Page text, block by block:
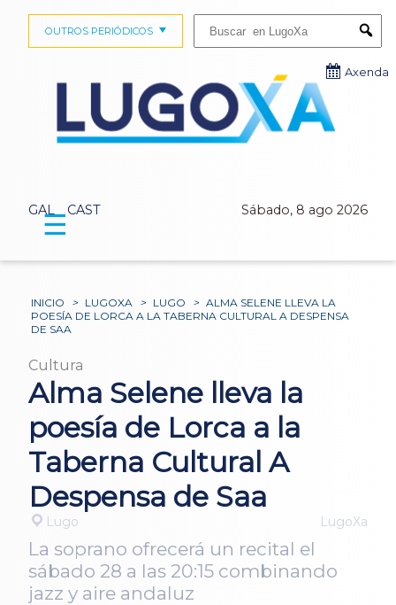
GAL CAST Sábado, 8 ago 2026
OUTROS PERIÓDICOS
Axenda
☰
INICIO > LUGOXA > LUGO > ALMA SELENE LLEVA LA
POESÍA DE LORCA A LA TABERNA CULTURAL A DESPENSA
DE SAA
Cultura
Alma Selene lleva la
poesía de Lorca a la
Taberna Cultural A
Despensa de Saa
Lugo LugoXa
La soprano ofrecerá un recital el
sábado 28 a las 20:15 combinando
jazz y aire andaluz